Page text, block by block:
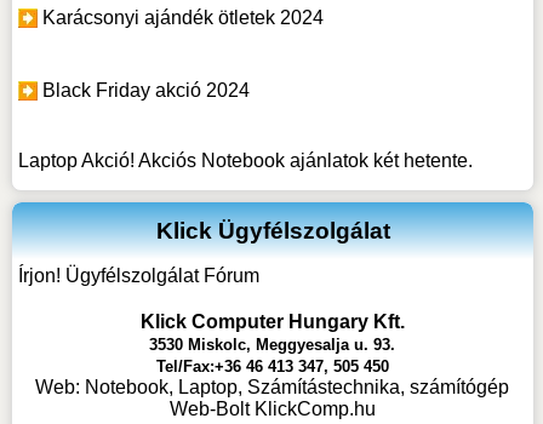
Karácsonyi ajándék ötletek 2024
Black Friday akció 2024
Laptop Akció! Akciós Notebook ajánlatok két hetente.
Klick Ügyfélszolgálat
Írjon! Ügyfélszolgálat Fórum
Klick Computer Hungary Kft.
3530 Miskolc, Meggyesalja u. 93.
Tel/Fax:+36 46 413 347, 505 450
Web: Notebook, Laptop, Számítástechnika, számítógép
Web-Bolt KlickComp.hu